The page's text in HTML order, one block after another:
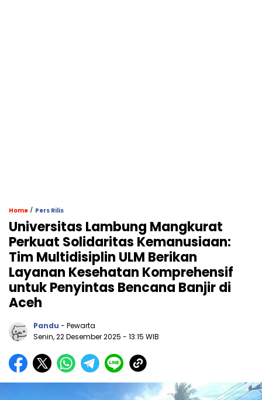
Home / Pers Rilis
Universitas Lambung Mangkurat
Perkuat Solidaritas Kemanusiaan:
Tim Multidisiplin ULM Berikan
Layanan Kesehatan Komprehensif
untuk Penyintas Bencana Banjir di
Aceh
Pandu - Pewarta
Senin, 22 Desember 2025 - 13:15 WIB